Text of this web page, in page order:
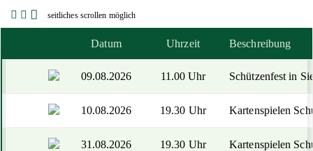
seitliches scrollen möglich
Datum Uhrzeit Beschreibung
09.08.2026 11.00 Uhr Schützenfest in
10.08.2026 19.30 Uhr Kartenspielen
31.08.2026 19.30 Uhr Kartenspielen